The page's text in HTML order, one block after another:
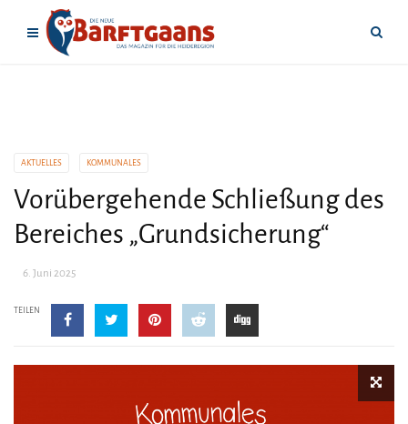
AKTUELLES KOMMUNALES
Vorübergehende Schließung des
Bereiches „Grundsicherung“
6. Juni 2025
TEILEN